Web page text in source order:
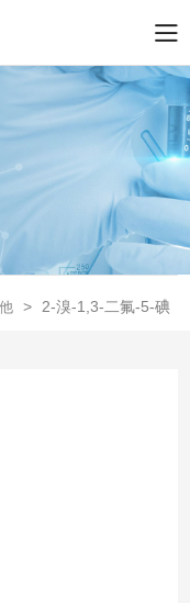
> 2-溴-1,3-二氟-5-碘